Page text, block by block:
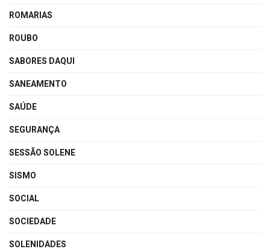
ROMARIAS
ROUBO
SABORES DAQUI
SANEAMENTO
SAÚDE
SEGURANÇA
SESSÃO SOLENE
SISMO
SOCIAL
SOCIEDADE
SOLENIDADES